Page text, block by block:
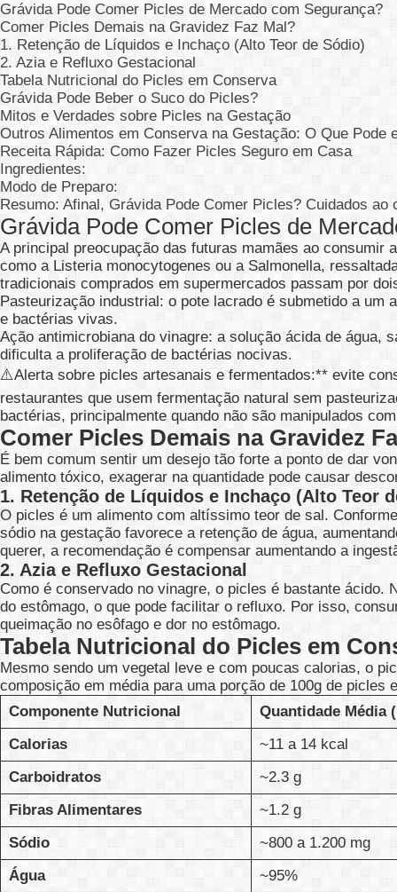
Grávida Pode Comer Picles de Mercado com Segurança?
Comer Picles Demais na Gravidez Faz Mal?
1. Retenção de Líquidos e Inchaço (Alto Teor de Sódio)
2. Azia e Refluxo Gestacional
Tabela Nutricional do Picles em Conserva
Grávida Pode Beber o Suco do Picles?
Mitos e Verdades sobre Picles na Gestação
Outros Alimentos em Conserva na Gestação: O Que Pode
Receita Rápida: Como Fazer Picles Seguro em Casa
Ingredientes:
Modo de Preparo:
Resumo: Afinal, Grávida Pode Comer Picles? Cuidados ao
Grávida Pode Comer Picles de
A principal preocupação das futuras mamães ao
como a Listeria monocytogenes ou a Salmonella,
tradicionais comprados em supermercados passam por
Pasteurização industrial: o pote lacrado é submetido a
e bactérias vivas.
Ação antimicrobiana do vinagre: a solução ácida de água,
dificulta a proliferação de bactérias nocivas.
⚠️Alerta sobre picles artesanais e fermentados:** evite
restaurantes que usem fermentação natural sem
bactérias, principalmente quando não são manipulados
Comer Picles Demais na Gravidez
É bem comum sentir um desejo tão forte a ponto de dar
alimento tóxico, exagerar na quantidade pode causar
1. Retenção de Líquidos e Inchaço (Alto Teor
O picles é um alimento com altíssimo teor de sal.
sódio na gestação favorece a retenção de água,
querer, a recomendação é compensar aumentando a
2. Azia e Refluxo Gestacional
Como é conservado no vinagre, o picles é bastante
do estômago, o que pode facilitar o refluxo. Por isso,
queimação no esôfago e dor no estômago.
Tabela Nutricional do Picles em
Mesmo sendo um vegetal leve e com poucas calorias, o
composição em média para uma porção de 100g de picles
Componente Nutricional
Quantidade Média
Calorias
~11 a 14 kcal
Carboidratos
~2.3 g
Fibras Alimentares
~1.2 g
Sódio
~800 a 1.200 mg
Água
~95%